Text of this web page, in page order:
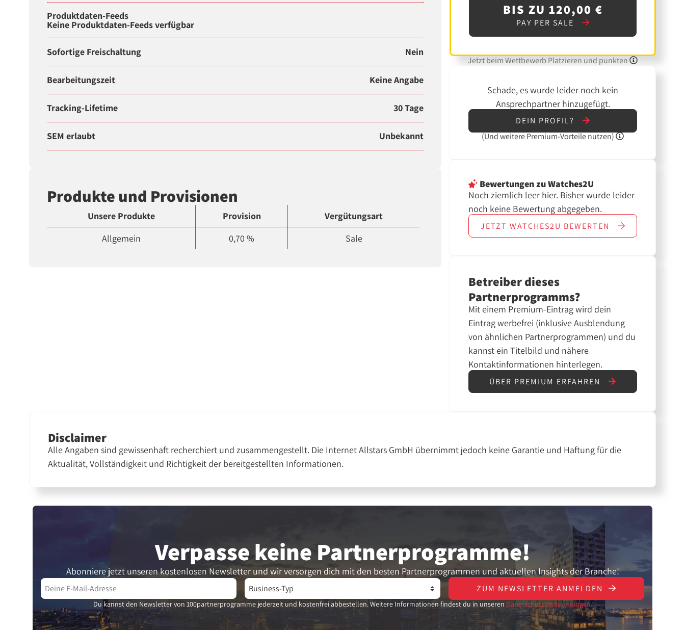
Produktdaten-Feeds
Keine Produktdaten-Feeds verfügbar
Sofortige Freischaltung Nein
Bearbeitungszeit Keine Angabe
Tracking-Lifetime 30 Tage
SEM erlaubt Unbekannt
Produkte und Provisionen
Unsere Produkte Provision
Vergütungsart
Allgemein
0,70 % Sale
BIS ZU 120,00 €
PAY PER SALE
Jetzt beim Wettbewerb Platzieren und punkten
Schade, es wurde leider noch kein
Ansprechpartner hinzugefügt.
DEIN PROFIL?
(UndweiterePremium-Vorteile nutzen)
Bewertungenzu Watches2U
Noch ziemlich leer hier. Bisher wurde leider
noch keine Bewertung abgegeben.
JETZT WATCHES2U BEWERTEN
Betreiber dieses
Partnerprogramms?
Mit einem Premium-Eintrag wird dein
Eintrag werbefrei (inklusive Ausblendung
von ähnlichen Partnerprogrammen) und du
kannst ein Titelbild und nähere
Kontaktinformationen hinterlegen.
ÜBER PREMIUM ERFAHREN
Disclaimer
Alle Angaben sind gewissenhaft recherchiert und zusammengestellt. Die Internet Allstars GmbH übernimmt jedoch keine Garantie und Haftung für die
Aktualität, Vollständigkeit und Richtigkeit der bereitgestellten Informationen.
Verpasse keine Partner­programme!
Abonniere jetzt unseren kostenlosen Newsletter und wir versorgen dich mit den besten Partnerprogrammen und aktuellen Insights der Branche!
ZUM NEWSLETTER ANMELDEN
Du kannst den Newsletter von 100partnerprogramme jederzeit und kostenfrei abbestellen. Weitere Informationen findest du in unseren Datenschutzbestimmungen.